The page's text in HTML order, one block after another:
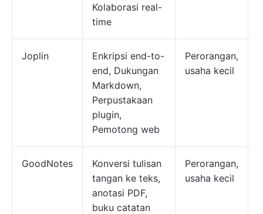
Kolaborasi real-
time
Joplin
Enkripsi end-to-
end, Dukungan
Markdown,
Perpustakaan
plugin,
Pemotong web
Perorangan,
usaha kecil
GoodNotes
Konversi tulisan
tangan ke teks,
anotasi PDF,
buku catatan
Perorangan,
usaha kecil